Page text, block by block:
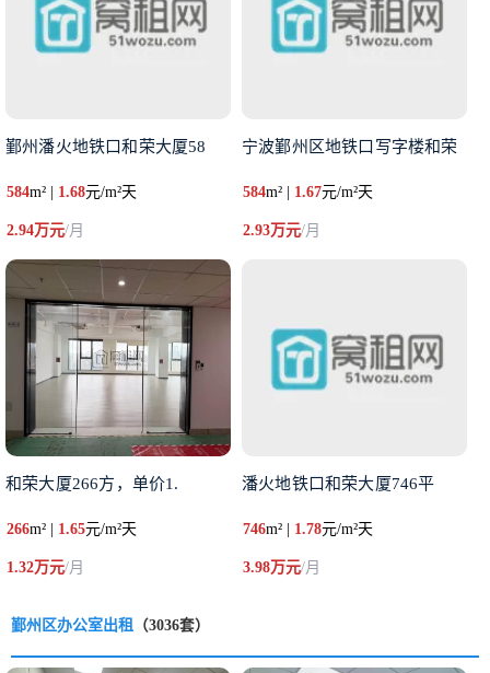
鄞州潘火地铁口和荣大厦58
584m² | 1.68元/m²天
2.94万元/月
宁波鄞州区地铁口写字楼和荣
584m² | 1.67元/m²天
2.93万元/月
和荣大厦266方，单价1.
266m² | 1.65元/m²天
1.32万元/月
潘火地铁口和荣大厦746平
746m² | 1.78元/m²天
3.98万元/月
鄞州区办公室出租 （3036套）